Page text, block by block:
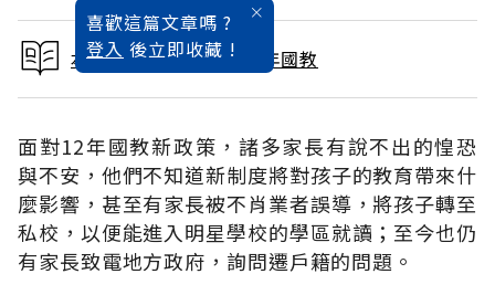
喜歡這篇文章嗎 ?
登入 後立即收藏 !
本文出自30分鐘看懂12年國教
面對12年國教新政策，諸多家長有說不出的惶恐
與不安，他們不知道新制度將對孩子的教育帶來什
麼影響，甚至有家長被不肖業者誤導，將孩子轉至
私校，以便能進入明星學校的學區就讀；至今也仍
有家長致電地方政府，詢問遷戶籍的問題。